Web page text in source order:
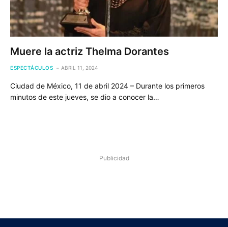
Muere la actriz Thelma Dorantes
ESPECTÁCULOS ABRIL 11, 2024
Ciudad de México, 11 de abril 2024 – Durante los primeros
minutos de este jueves, se dio a conocer la…
Publicidad